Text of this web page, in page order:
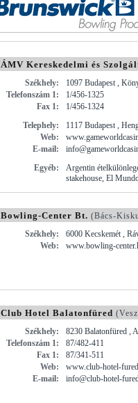
ÁMV Kereskedelmi és
Székhely:
1097 Budapest ,
Telefonszám 1:
1/456-1325
Fax 1:
1/456-1324
Telephely:
1117 Budapest ,
Web:
E-mail:
Egyéb:
Argentin
stakehouse, El
Bowling-Center Bt. (Bács-
Székhely:
6000 Kecskemét ,
Web:
www.bowling-
Club Hotel Balatonfüred
Székhely:
8230 Balatonfüred ,
Telefonszám 1:
87/482-411
Fax 1:
87/341-511
Web:
www.club-hotel-
E-mail:
info@club-hotel-